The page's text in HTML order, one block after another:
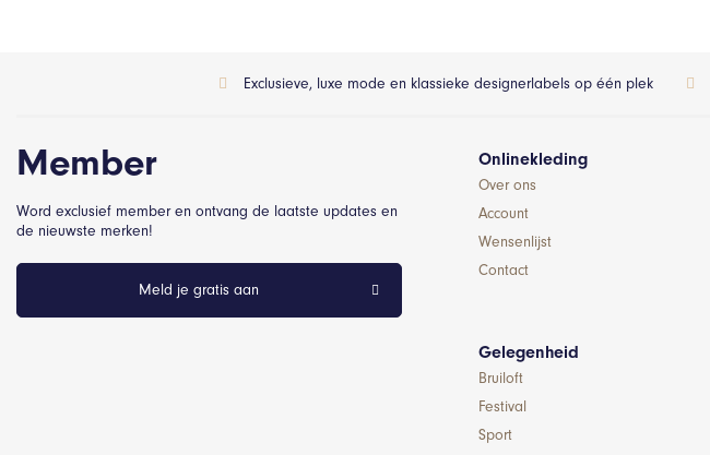
Exclusieve, luxe mode en klassieke designerlabels op één plek
Member
Word exclusief member en ontvang de laatste updates en
de nieuwste merken!
Meld je gratis aan
Onlinekleding
Over ons
Account
Wensenlijst
Contact
Gelegenheid
Bruiloft
Festival
Sport